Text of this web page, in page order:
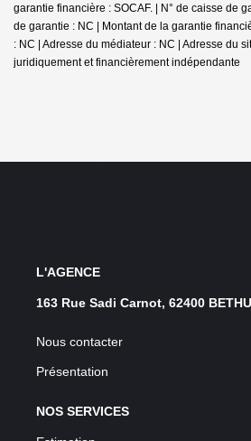
garantie financière : SOCAF. | N° de caisse de
de garantie : NC | Montant de la garantie
: NC | Adresse du médiateur : NC | Adresse du
juridiquement et financièrement indépendante
L'AGENCE
163 Rue Sadi Carnot, 62400
Nous contacter
Présentation
NOS SERVICES